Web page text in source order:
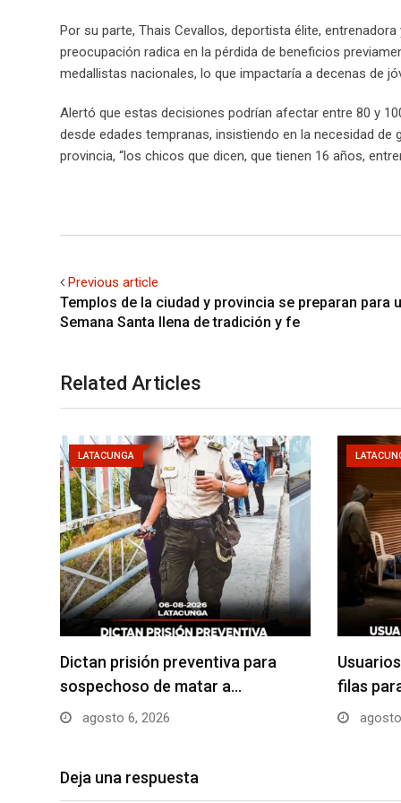
Por su parte, Thais Cevallos, deportista élite,
preocupación radica en la pérdida de beneficios
medallistas nacionales, lo que impactaría a decenas de
Alertó que estas decisiones podrían afectar entre 80 y
desde edades tempranas, insistiendo en la necesidad
provincia, “los chicos que dicen, que tienen 16 años,
Previous article
Templos de la ciudad y provincia se preparan para
Semana Santa llena de tradición y fe
Related Articles
LATACUNGA
Dictan prisión preventiva para
sospechoso de matar a…
agosto 6, 2026
filas
Deja una respuesta